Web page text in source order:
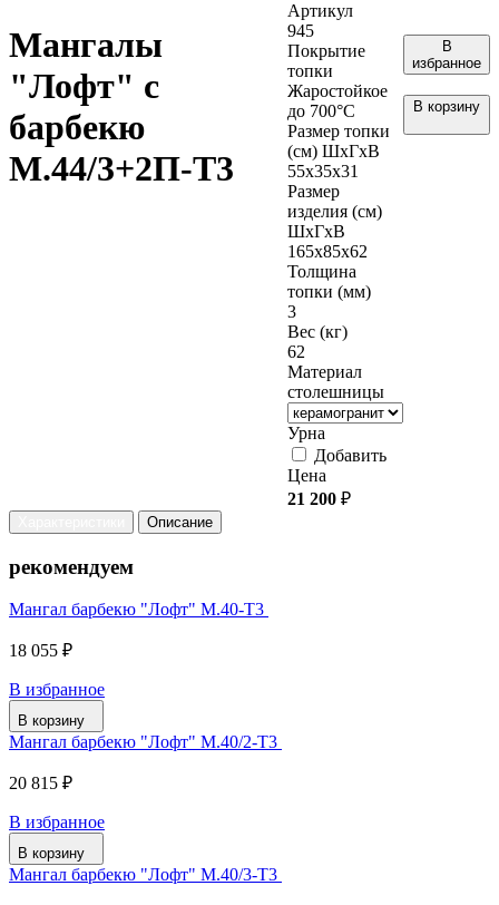
Мангалы
"Лофт" с
барбекю
М.44/3+2П-Т3
Артикул
945
Покрытие
топки
Жаростойкое
до 700°С
Размер топки
(см) ШхГхВ
55х35х31
Размер
изделия (см)
ШхГхВ
165х85х62
Толщина
топки (мм)
3
Вес (кг)
62
Материал
столешницы
Урна
Добавить
Цена
21 200 ₽
В
избранное
В корзину
Описание
рекомендуем
Мангал барбекю "Лофт" М.40-Т3
18 055 ₽
В избранное
В корзину
Мангал барбекю "Лофт" М.40/2-Т3
20 815 ₽
В избранное
В корзину
Мангал барбекю "Лофт" М.40/3-Т3